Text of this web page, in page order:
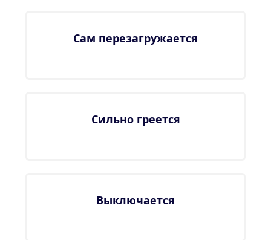
Сам перезагружается
Сильно греется
Выключается